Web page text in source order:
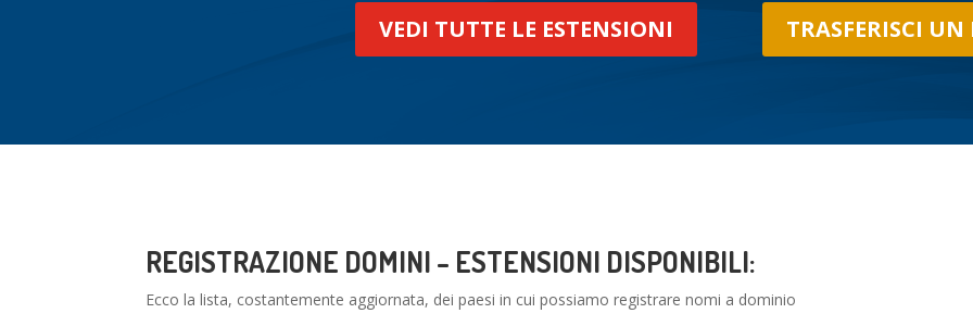
VEDI TUTTE LE ESTENSIONI TRASFERISCI
REGISTRAZIONE DOMINI – ESTENSIONI DISPONIBILI:
Ecco la lista, costantemente aggiornata, dei paesi in cui possiamo registrare nomi a dominio